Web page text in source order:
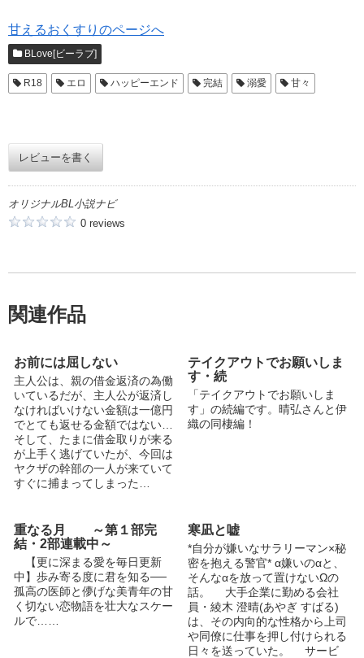
甘えるおくすりのページへ
BLove[ビーラブ]
R18 エロ ハッピーエンド 完結 溺愛 甘々
レビューを書く
オリジナルBL小説ナビ
0 reviews
関連作品
お前には屈しない
主人公は、親の借金返済の為働
いているだが、主人公が返済し
なければいけない金額は一億円
でとても返せる金額ではない…
そして、たまに借金取りが来る
が上手く逃げていたが、今回は
ヤクザの幹部の一人が来ていて
すぐに捕まってしまった…
テイクアウトでお願いしま
す・続
「テイクアウトでお願いしま
す」の続編です。晴弘さんと伊
織の同棲編！
重なる月 ～第１部完
結・2部連載中～
【更に深まる愛を毎日更新
中】歩み寄る度に君を知る──
孤高の医師と儚げな美青年の甘
く切ない恋物語を壮大なスケー
ルで……
寒凪と嘘
*自分が嫌いなサラリーマン×秘
密を抱える警官* α嫌いのαと、
そんなαを放って置けないΩの
話。 大手企業に勤める会社
員・綾木 澄晴(あやぎ すばる)
は、その内向的な性格から上司
や同僚に仕事を押し付けられる
日々を送っていた。 サービ